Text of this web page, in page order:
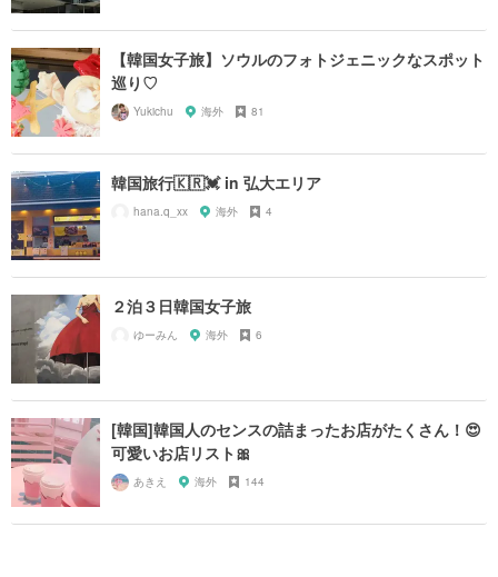
【韓国女子旅】ソウルのフォトジェニックなスポット
巡り♡
Yukichu 海外 81
韓国旅行🇰🇷💓 in 弘大エリア
hana.q_xx 海外 4
２泊３日韓国女子旅
ゆーみん 海外 6
[韓国]韓国人のセンスの詰まったお店がたくさん！😍
可愛いお店リスト🎀
あきえ 海外 144